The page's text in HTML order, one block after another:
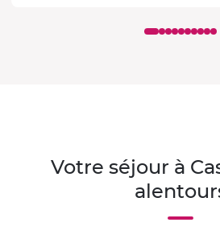
Votre séjour à